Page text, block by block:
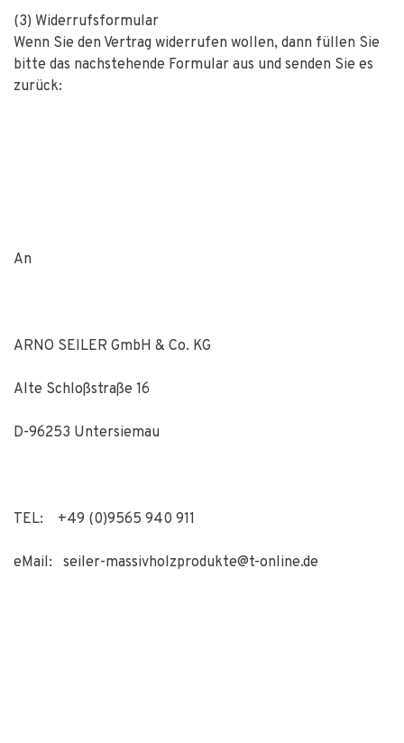
(3) Widerrufsformular
Wenn Sie den Vertrag widerrufen wollen, dann füllen Sie
bitte das nachstehende Formular aus und senden Sie es
zurück:
An
ARNO SEILER GmbH & Co. KG
Alte Schloßstraße 16
D-96253 Untersiemau
TEL: +49 (0)9565 940 911
eMail: seiler-massivholzprodukte@t-online.de